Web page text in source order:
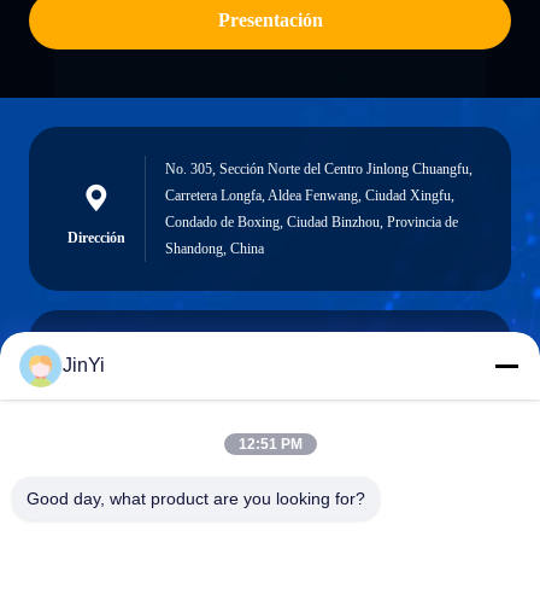
Presentación
Dirección
No. 305, Sección Norte del Centro Jinlong Chuangfu,
Carretera Longfa, Aldea Fenwang, Ciudad Xingfu,
Condado de Boxing, Ciudad Binzhou, Provincia de
Shandong, China
JinYi
12:51 PM
Good day, what product are you looking for?